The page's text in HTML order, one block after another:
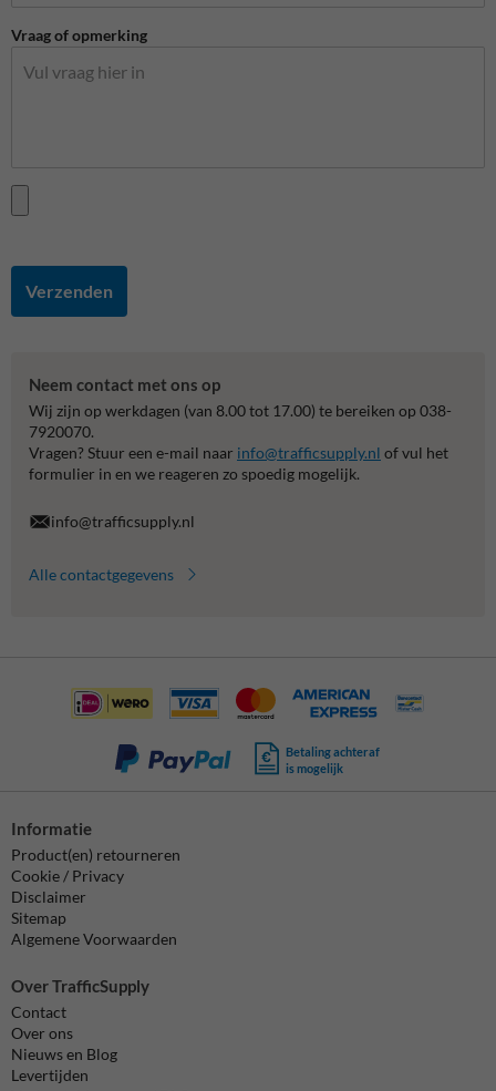
Vraag of opmerking
Verzenden
Neem contact met ons op
Wij zijn op werkdagen (van 8.00 tot 17.00) te bereiken op 038-
7920070.
Vragen? Stuur een e-mail naar info@trafficsupply.nl of vul het
formulier in en we reageren zo spoedig mogelijk.
info@trafficsupply.nl
Alle contactgegevens
Betaling achteraf
is mogelijk
Informatie
Product(en) retourneren
Cookie / Privacy
Disclaimer
Sitemap
Algemene Voorwaarden
Over TrafficSupply
Contact
Over ons
Nieuws en Blog
Levertijden